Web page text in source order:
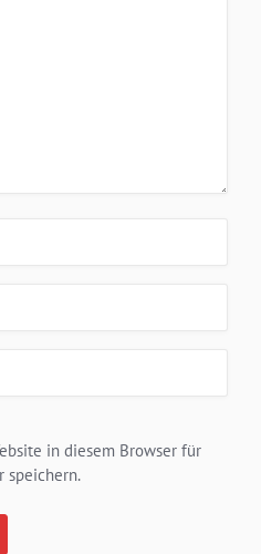
in diesem Browser für
speichern.